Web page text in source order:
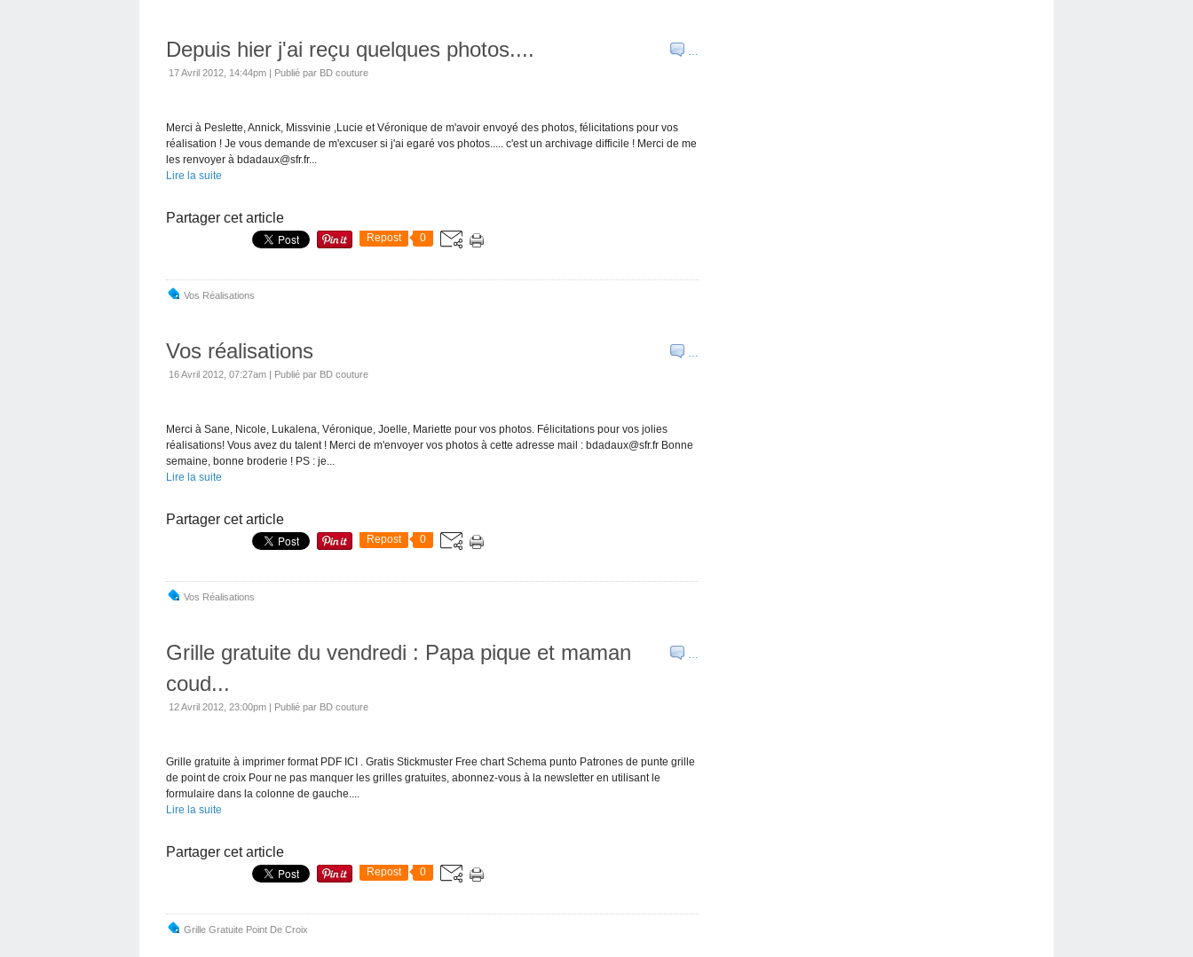
…
Depuis hier j'ai reçu quelques photos....
17 Avril 2012, 14:44pm | Publié par BD couture
Merci à Peslette, Annick, Missvinie ,Lucie et Véronique de m'avoir envoyé des photos, félicitations pour vos
réalisation ! Je vous demande de m'excuser si j'ai egaré vos photos..... c'est un archivage difficile ! Merci de me
les renvoyer à bdadaux@sfr.fr...
Lire la suite
Partager cet article
Repost 0
Vos Réalisations
…
Vos réalisations
16 Avril 2012, 07:27am | Publié par BD couture
Merci à Sane, Nicole, Lukalena, Véronique, Joelle, Mariette pour vos photos. Félicitations pour vos jolies
réalisations! Vous avez du talent ! Merci de m'envoyer vos photos à cette adresse mail : bdadaux@sfr.fr Bonne
semaine, bonne broderie ! PS : je...
Lire la suite
Partager cet article
Repost 0
Vos Réalisations
…
Grille gratuite du vendredi : Papa pique et maman
coud...
12 Avril 2012, 23:00pm | Publié par BD couture
Grille gratuite à imprimer format PDF ICI . Gratis Stickmuster Free chart Schema punto Patrones de punte grille
de point de croix Pour ne pas manquer les grilles gratuites, abonnez-vous à la newsletter en utilisant le
formulaire dans la colonne de gauche....
Lire la suite
Partager cet article
Repost 0
Grille Gratuite Point De Croix